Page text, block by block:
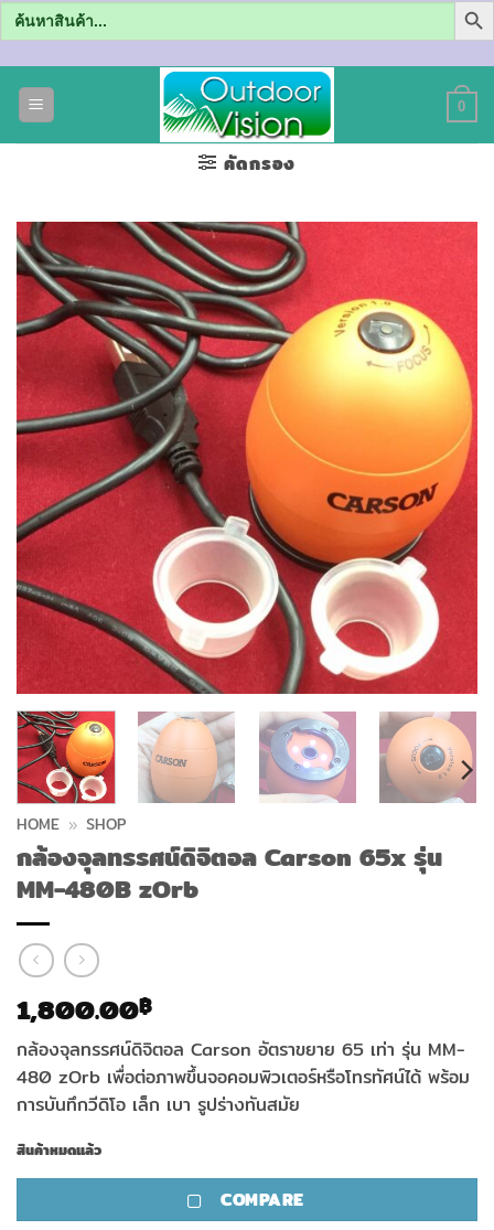
Search
for:
0
คัดกรอง
HOME » SHOP
กล้องจุลทรรศน์ดิจิตอล Carson 65x รุ่น
MM-480B zOrb
1,800.00฿
กล้องจุลทรรศน์ดิจิตอล Carson อัตราขยาย 65 เท่า รุ่น MM-
480 zOrb เพื่อต่อภาพขึ้นจอคอมพิวเตอร์หรือโทรทัศน์ได้ พร้อม
การบันทึกวีดิโอ เล็ก เบา รูปร่างทันสมัย
สินค้าหมดแล้ว
COMPARE